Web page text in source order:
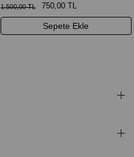
750,00 TL
1.500,00 TL
Sepete Ekle